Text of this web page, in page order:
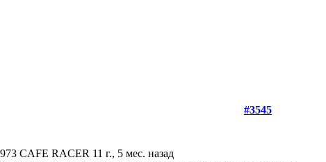
#3545
CAFE RACER 11 г., 5 мес. назад